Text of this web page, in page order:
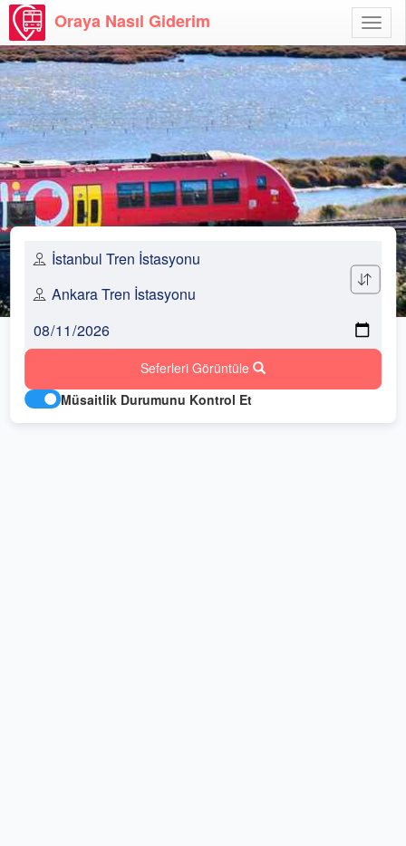
Aç
Oraya Nasıl Giderim
Seferleri Görüntüle
Müsaitlik Durumunu Kontrol Et